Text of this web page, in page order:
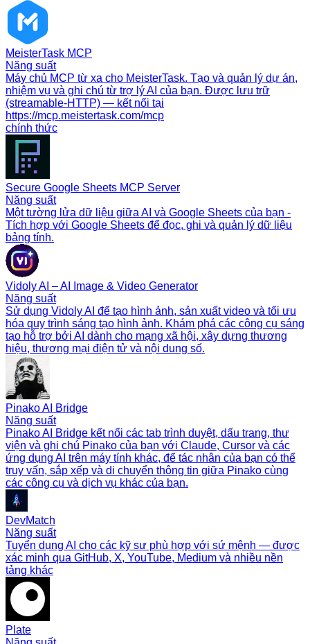
MeisterTask MCP
Năng suất
Máy chủ MCP từ xa cho MeisterTask. Tạo và quản lý dự án,
nhiệm vụ và ghi chú từ trợ lý AI của bạn. Được lưu trữ
(streamable-HTTP) — kết nối tại
https://mcp.meistertask.com/mcp
chính thức
Secure Google Sheets MCP Server
Năng suất
Một tường lửa dữ liệu giữa AI và Google Sheets của bạn -
Tích hợp với Google Sheets để đọc, ghi và quản lý dữ liệu
bảng tính.
Vidoly AI – AI Image & Video Generator
Năng suất
Sử dụng Vidoly AI để tạo hình ảnh, sản xuất video và tối ưu
hóa quy trình sáng tạo hình ảnh. Khám phá các công cụ sáng
tạo hỗ trợ bởi AI dành cho mạng xã hội, xây dựng thương
hiệu, thương mại điện tử và nội dung số.
Pinako AI Bridge
Năng suất
Pinako AI Bridge kết nối các tab trình duyệt, dấu trang, thư
viện và ghi chú Pinako của bạn với Claude, Cursor và các
ứng dụng AI trên máy tính khác, để tác nhân của bạn có thể
truy vấn, sắp xếp và di chuyển thông tin giữa Pinako cùng
các công cụ và dịch vụ khác của bạn.
DevMatch
Năng suất
Tuyển dụng AI cho các kỹ sư phù hợp với sứ mệnh — được
xác minh qua GitHub, X, YouTube, Medium và nhiều nền
tảng khác
Plate